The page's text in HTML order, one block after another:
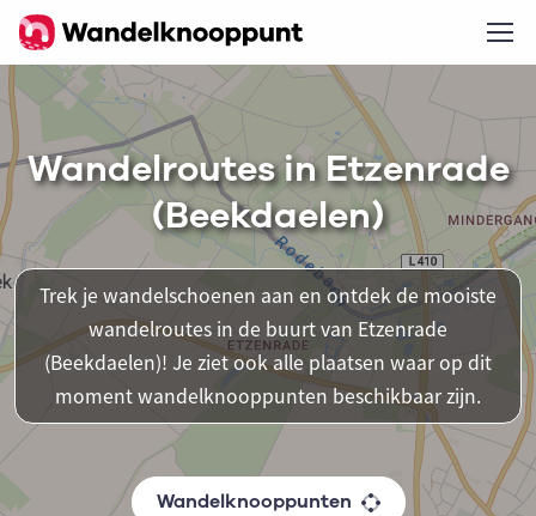
Wandelroutes in Etzenrade
(Beekdaelen)
Trek je wandelschoenen aan en ontdek de mooiste
wandelroutes in de buurt van Etzenrade
(Beekdaelen)! Je ziet ook alle plaatsen waar op dit
moment wandelknooppunten beschikbaar zijn.
Wandelknooppunten